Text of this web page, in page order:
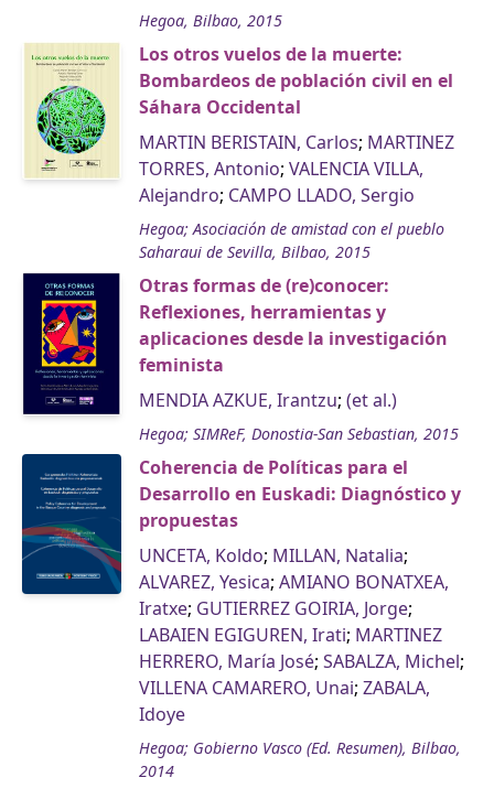
Hegoa, Bilbao, 2015
Los otros vuelos de la muerte:
Bombardeos de población civil en el
Sáhara Occidental
MARTIN BERISTAIN, Carlos; MARTINEZ
TORRES, Antonio; VALENCIA VILLA,
Alejandro; CAMPO LLADO, Sergio
Hegoa; Asociación de amistad con el pueblo
Saharaui de Sevilla, Bilbao, 2015
Otras formas de (re)conocer:
Reflexiones, herramientas y
aplicaciones desde la investigación
feminista
MENDIA AZKUE, Irantzu; (et al.)
Hegoa; SIMReF, Donostia-San Sebastian, 2015
Coherencia de Políticas para el
Desarrollo en Euskadi: Diagnóstico y
propuestas
UNCETA, Koldo; MILLAN, Natalia;
ALVAREZ, Yesica; AMIANO BONATXEA,
Iratxe; GUTIERREZ GOIRIA, Jorge;
LABAIEN EGIGUREN, Irati; MARTINEZ
HERRERO, María José; SABALZA, Michel;
VILLENA CAMARERO, Unai; ZABALA,
Idoye
Hegoa; Gobierno Vasco (Ed. Resumen), Bilbao,
2014